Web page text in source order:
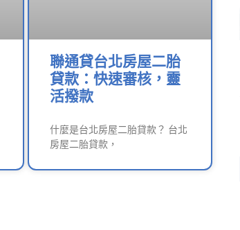
聯通貸台北房屋二胎
貸款：快速審核，靈
活撥款
什麼是台北房屋二胎貸款？ 台北
房屋二胎貸款，